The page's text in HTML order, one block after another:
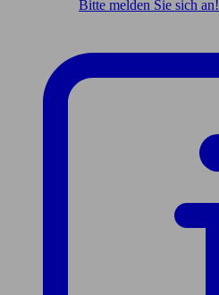
Bitte melden Sie sich an!